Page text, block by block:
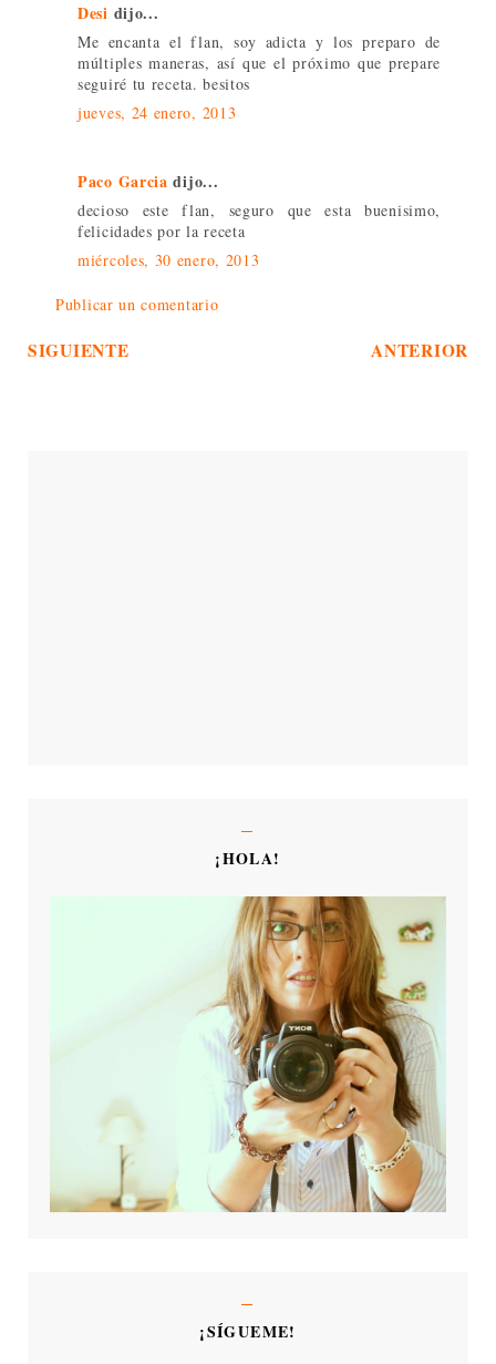
Desi dijo...
Me encanta el flan, soy adicta y los preparo de
múltiples maneras, así que el próximo que prepare
seguiré tu receta. besitos
jueves, 24 enero, 2013
Paco Garcia dijo...
decioso este flan, seguro que esta buenisimo,
felicidades por la receta
miércoles, 30 enero, 2013
Publicar un comentario
SIGUIENTE ANTERIOR
¡HOLA!
¡SÍGUEME!